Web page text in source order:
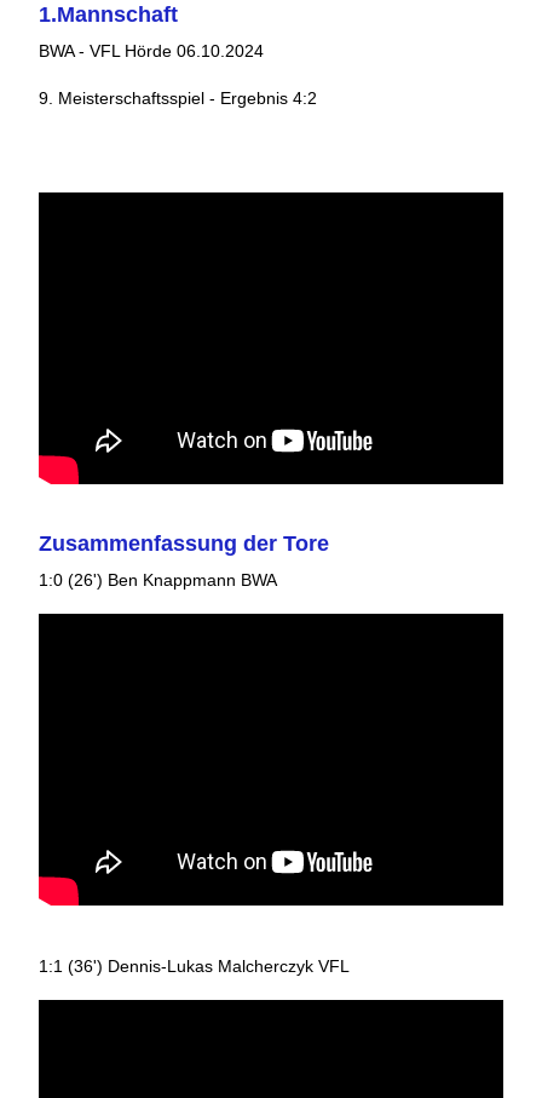
1.Mannschaft
BWA - VFL Hörde 06.10.2024
9. Meisterschaftsspiel - Ergebnis 4:2
Zusammenfassung der Tore
1:0 (26') Ben Knappmann BWA
1:1 (36') Dennis-Lukas Malcherczyk VFL